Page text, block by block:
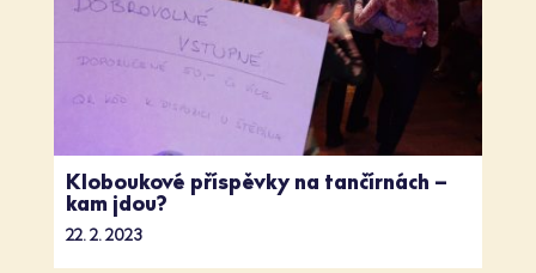
Kloboukové příspěvky na tančírnách –
kam jdou?
22. 2. 2023